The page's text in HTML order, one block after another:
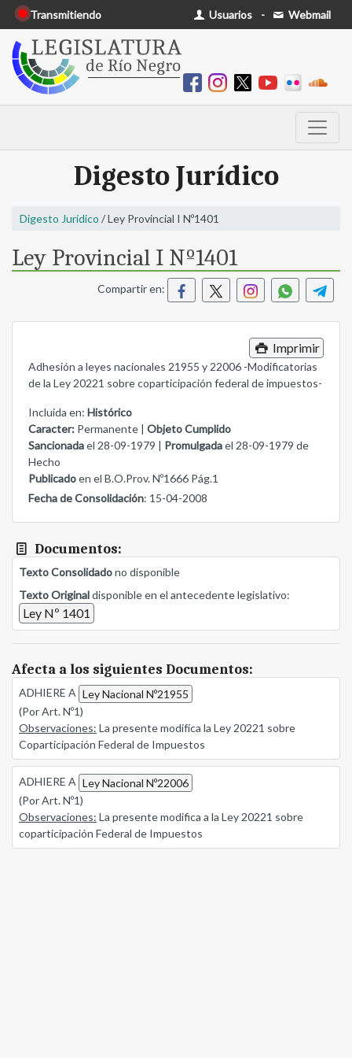
Transmitiendo Usuarios - Webmail
Digesto Jurídico
Digesto Jurídico / Ley Provincial I Nº1401
Ley Provincial I Nº1401
Compartir en:
Imprimir
Adhesión a leyes nacionales 21955 y 22006 -Modificatorias
de la Ley 20221 sobre coparticipación federal de impuestos-
Incluida en: Histórico
Caracter: Permanente | Objeto Cumplido
Sancionadael 28-09-1979 | Promulgadael 28-09-1979 de
Hecho
Publicadoen el B.O.Prov. Nº1666 Pág.1
Fecha de Consolidación: 15-04-2008
Documentos:
Texto Consolidadono disponible
Texto Originaldisponible en el antecedente legislativo:
Ley Nº 1401
Afecta a los siguientes Documentos:
ADHIERE A Ley Nacional Nº21955
(Por Art. Nº1)
Observaciones: La presente modifíca la Ley 20221 sobre
Coparticipación Federal de Impuestos
ADHIERE A Ley Nacional Nº22006
(Por Art. Nº1)
Observaciones: La presente modifica a la Ley 20221 sobre
coparticipación Federal de Impuestos